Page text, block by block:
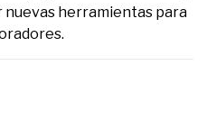
nuevas herramientas para